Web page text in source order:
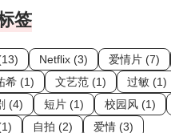
签
Netflix (3) 爱情片 (7)
希 (1)
文艺范 (1) 过敏 (1)
(4)
短片 (1) 校园风 (1)
自拍 (2) 爱情 (3)